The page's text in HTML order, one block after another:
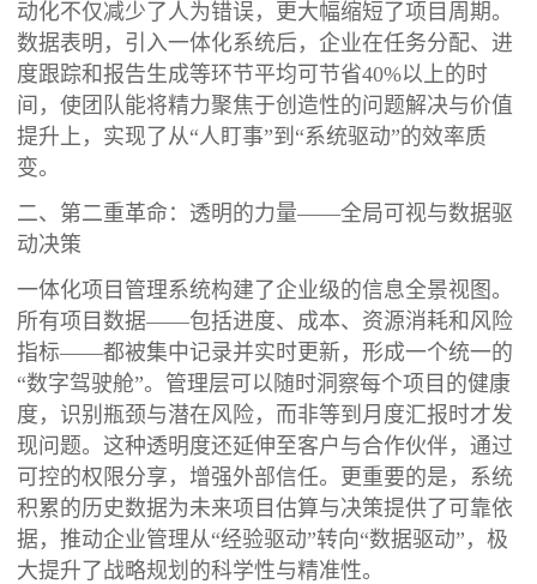
动化不仅减少了人为错误，更大幅缩短了项目周期。
数据表明，引入一体化系统后，企业在任务分配、进
度跟踪和报告生成等环节平均可节省40%以上的时
间，使团队能将精力聚焦于创造性的问题解决与价值
提升上，实现了从“人盯事”到“系统驱动”的效率质
变。
二、第二重革命：透明的力量——全局可视与数据驱
动决策
一体化项目管理系统构建了企业级的信息全景视图。
所有项目数据——包括进度、成本、资源消耗和风险
指标——都被集中记录并实时更新，形成一个统一的
“数字驾驶舱”。管理层可以随时洞察每个项目的健康
度，识别瓶颈与潜在风险，而非等到月度汇报时才发
现问题。这种透明度还延伸至客户与合作伙伴，通过
可控的权限分享，增强外部信任。更重要的是，系统
积累的历史数据为未来项目估算与决策提供了可靠依
据，推动企业管理从“经验驱动”转向“数据驱动”，极
大提升了战略规划的科学性与精准性。